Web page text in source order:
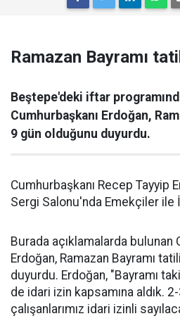
Ramazan Bayramı
Beştepe'deki iftar
Cumhurbaşkanı Erdoğan,
9 gün olduğunu duyurdu.
Cumhurbaşkanı Recep Tayyip
Sergi Salonu'nda Emekçiler ile
Burada açıklamalarda bulunan
Erdoğan, Ramazan Bayramı
duyurdu. Erdoğan, "Bayramı
de idari izin kapsamına aldık.
çalışanlarımız idari izinli